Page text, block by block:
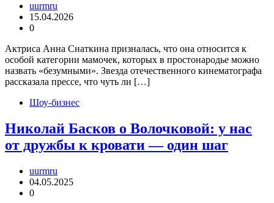
uurmru
15.04.2026
0
Актриса Анна Снаткина призналась, что она относится к
особой категории мамочек, которых в простонародье можно
назвать «безумными». Звезда отечественного кинематографа
рассказала прессе, что чуть ли […]
Шоу-бизнес
Николай Басков о Волочковой: у нас
от дружбы к кровати — один шаг
uurmru
04.05.2025
0